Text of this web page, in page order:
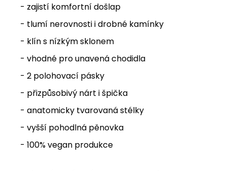
- zajistí komfortní došlap
- tlumí nerovnosti i drobné kamínky
- klín s nízkým sklonem
- vhodné pro unavená chodidla
- 2 polohovací pásky
- přizpůsobivý nárt i špička
- anatomicky tvarovaná stélky
- vyšší pohodlná pěnovka
- 100% vegan produkce